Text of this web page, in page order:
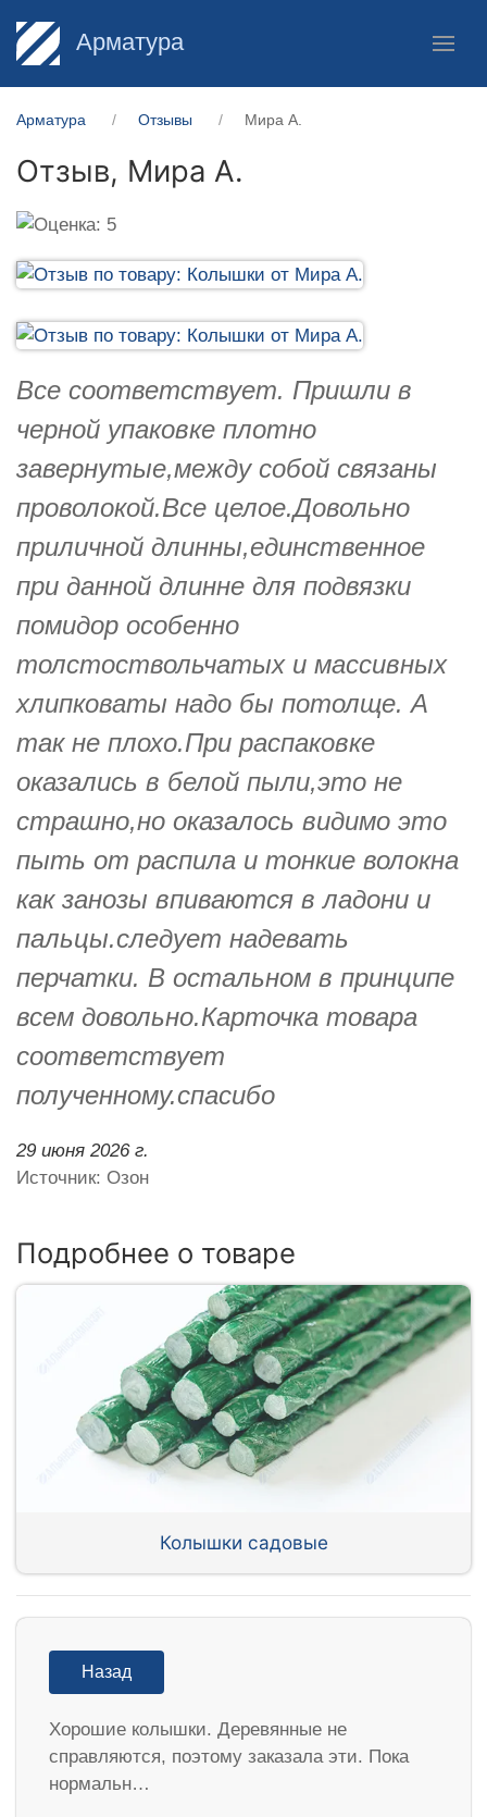
Арматура
Арматура Отзывы Мира А.
Отзыв, Мира А.
Все соответствует. Пришли в
черной упаковке плотно
завернутые,между собой связаны
проволокой.Все целое.Довольно
приличной длинны,единственное
при данной длинне для подвязки
помидор особенно
толстоствольчатых и массивных
хлипковаты надо бы потолще. А
так не плохо.При распаковке
оказались в белой пыли,это не
страшно,но оказалось видимо это
пыть от распила и тонкие волокна
как занозы впиваются в ладони и
пальцы.следует надевать
перчатки. В остальном в принципе
всем довольно.Карточка товара
соответствует
полученному.спасибо
29 июня 2026 г.
Источник: Озон
Подробнее о товаре
Колышки садовые
Назад
Хорошие колышки. Деревянные не
справляются, поэтому заказала эти. Пока
нормальн…